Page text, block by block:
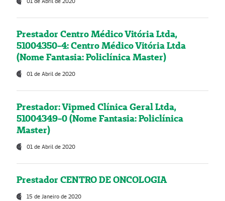
Prestador Centro Médico Vitória Ltda,
51004350-4: Centro Médico Vitória Ltda
(Nome Fantasia: Policlínica Master)
01 de Abril de 2020
Prestador: Vipmed Clínica Geral Ltda,
51004349-0 (Nome Fantasia: Policlínica
Master)
01 de Abril de 2020
Prestador CENTRO DE ONCOLOGIA
15 de Janeiro de 2020